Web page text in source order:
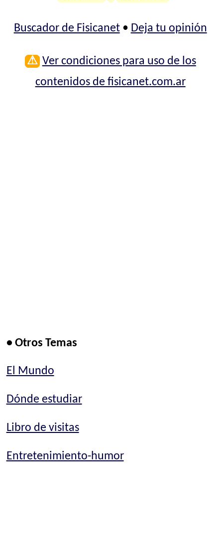
Buscador de Fisicanet• Deja tu opinión
⚠ Ver condiciones para uso de los
contenidos de fisicanet.com.ar
• Otros Temas
El Mundo
Dónde estudiar
Libro de visitas
Entretenimiento-humor